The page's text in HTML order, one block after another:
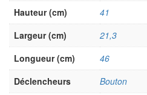
Hauteur (cm)
41
Largeur (cm)
21,3
Longueur (cm)
46
Déclencheurs
Bouton